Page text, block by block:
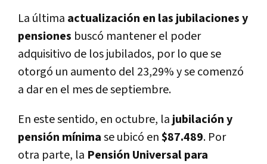
La última actualización en las jubilaciones y
pensiones buscó mantener el poder
adquisitivo de los jubilados, por lo que se
otorgó un aumento del 23,29% y se comenzó
a dar en el mes de septiembre.
En este sentido, en octubre, la jubilación y
pensión mínimase ubicó en$87.489. Por
otra parte, la Pensión Universal para